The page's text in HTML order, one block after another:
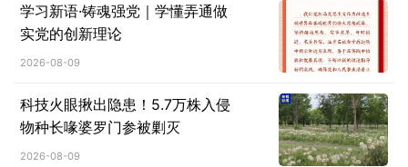
学习新语·铸魂强党｜学懂弄通做
实党的创新理论
2026-08-09
科技火眼揪出隐患！5.7万株入侵
物种长喙婆罗门参被剿灭
2026-08-09